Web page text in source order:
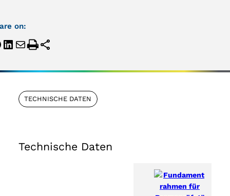
on:
TECHNISCHE DATEN
Technische Daten